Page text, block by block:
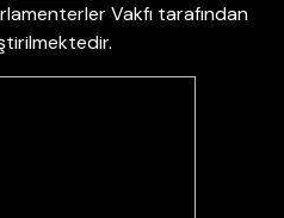
Vakfı tarafından